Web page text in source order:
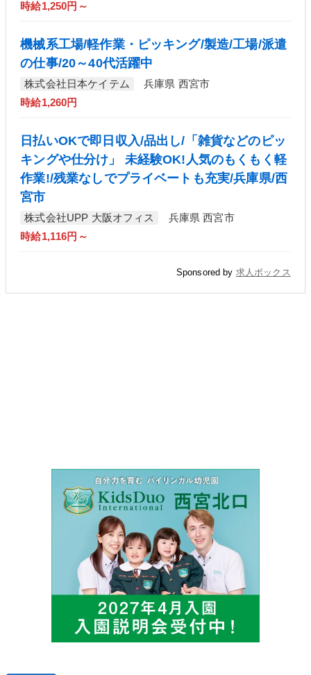
時給1,250円～
機械系工場/軽作業・ピッキング/製造/工場/派遣
の仕事/20～40代活躍中
株式会社日本ケイテム
兵庫県 西宮市
時給1,260円
日払いOKで即日収入/品出し/「雑貨などのピッ
キングや仕分け」 未経験OK!人気のもくもく軽
作業!/残業なしでプライベートも充実/兵庫県/西
宮市
株式会社UPP 大阪オフィス
兵庫県 西宮市
時給1,116円～
Sponsored by 求人ボックス